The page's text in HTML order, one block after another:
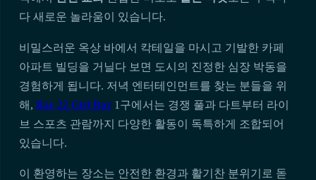
다 새로운 놀라움이 있습니다.
비밀스러운 옥상 바에서 칵테일을 마시고 기발한 카페
아파트 빌딩을 거닐다 보면 도시의 진정한 심장 박동을
경험하게 됩니다. 저녁 엔터테인먼트를 찾는 분들을 위
해,Bar 22 Girl Bar 1구에서는 경쟁 풀과 다트부터 라이
브 스포츠 관람까지 다양한 활동이 독특하게 조합되어
있습니다.
이 환영하는 장소는 안전한 환경과 활기찬 분위기로 돋